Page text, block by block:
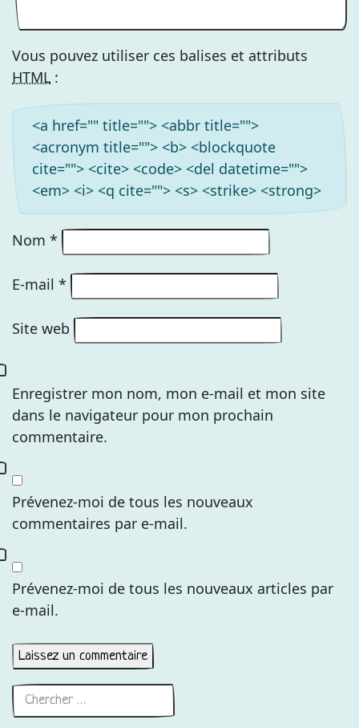
Vous pouvez utiliser ces balises et attributs
HTML :
<a href="" title=""> <abbr title="">
<acronym title=""> <b> <blockquote
cite=""> <cite> <code> <del datetime="">
<em> <i> <q cite=""> <s> <strike> <strong>
Nom *
E-mail *
Site web
Enregistrer mon nom, mon e-mail et mon site
dans le navigateur pour mon prochain
commentaire.
Prévenez-moi de tous les nouveaux
commentaires par e-mail.
Prévenez-moi de tous les nouveaux articles par
e-mail.